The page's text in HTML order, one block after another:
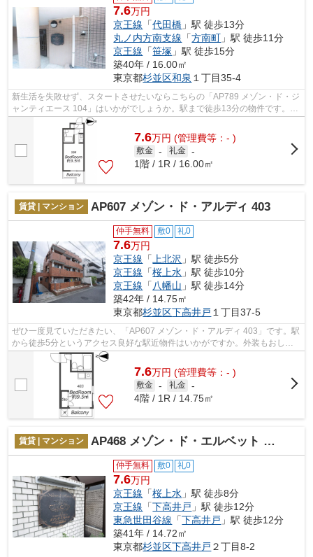
7.6万円
京王線 「代田橋 」駅 徒歩13分
丸ノ内方南支線 「方南町 」駅 徒歩11分
京王線 「笹塚 」駅 徒歩15分
築40年 / 16.00㎡
東京都杉並区和泉 １丁目35-4
新生活を失敗せず、スタートさせたいならこちらの「AP789 メゾン・ド・ジ
ャンティエース 104」はいかがでしょうか。駅まで徒歩13分の物件です。防
犯対策もバッチリなマンションタイプ...
7.6万円 (管理費等：- )
敷金 - 礼金 -
1階 / 1R / 16.00㎡
賃貸 | マンション AP607 メゾン・ド・アルディ 403
仲手無料 敷0 礼0
7.6万円
京王線 「 上北沢 」駅 徒歩5分
京王線 「桜上水 」駅 徒歩10分
京王線 「 八幡山 」駅 徒歩14分
築42年 / 14.75㎡
東京都杉並区下高井戸 １丁目37-5
ぜひ一度見ていただきたい、「AP607 メゾン・ド・アルディ 403」です。駅
から徒歩5分というアクセス良好な駅近物件はいかがですか。外装もおしゃ
れで快適な生活をおくることができるマ...
7.6万円 (管理費等：- )
敷金 - 礼金 -
4階 / 1R / 14.75㎡
賃貸 | マンション AP468 メゾン・ド・エルベット 306
仲手無料 敷0 礼0
7.6万円
京王線 「桜上水 」駅 徒歩8分
京王線 「下高井戸 」駅 徒歩12分
東急世田谷線 「下高井戸 」駅 徒歩12分
築41年 / 14.72㎡
東京都杉並区下高井戸 ２丁目8-2